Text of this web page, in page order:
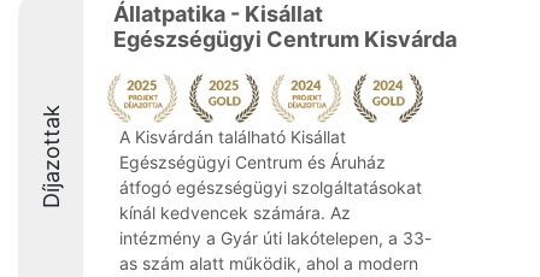
Díjazottak
Állatpatika - Kisállat
Egészségügyi Centrum Kisvárda
A Kisvárdán található Kisállat
Egészségügyi Centrum és Áruház
átfogó egészségügyi szolgáltatásokat
kínál kedvencek számára. Az
intézmény a Gyár úti lakótelepen, a 33-
as szám alatt működik, ahol a modern